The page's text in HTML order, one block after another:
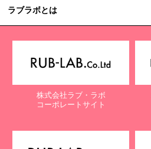
ラブラボとは
株式会社ラブ・ラボ
コーポレートサイト